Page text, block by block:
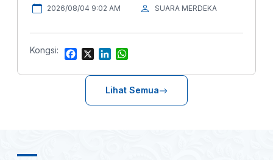
2026/08/04 9:02 AM SUARA MERDEKA
Kongsi:
F
c
X
n
k
e
a
t
s
Lihat Semua